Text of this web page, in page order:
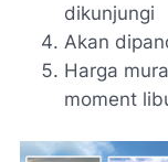
dikunjungi
Akan
Harga
moment